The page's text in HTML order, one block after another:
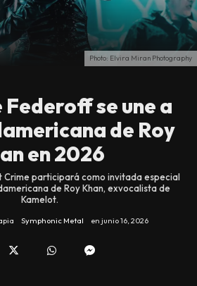
Photo: Elvira Miran Photography
Federoff se une a
de Roy
en 2026
Crime participará como invitada especial
de Roy Khan, exvocalista de
Kamelot.
Symphonic Metal en junio 16, 2026